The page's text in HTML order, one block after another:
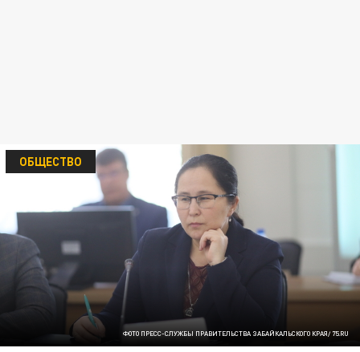
ФОТО ПРЕСС-СЛУЖБЫ ПРАВИТЕЛЬСТВА ЗАБАЙКАЛЬСКОГО КРАЯ/ 75.RU
ОБЩЕСТВО